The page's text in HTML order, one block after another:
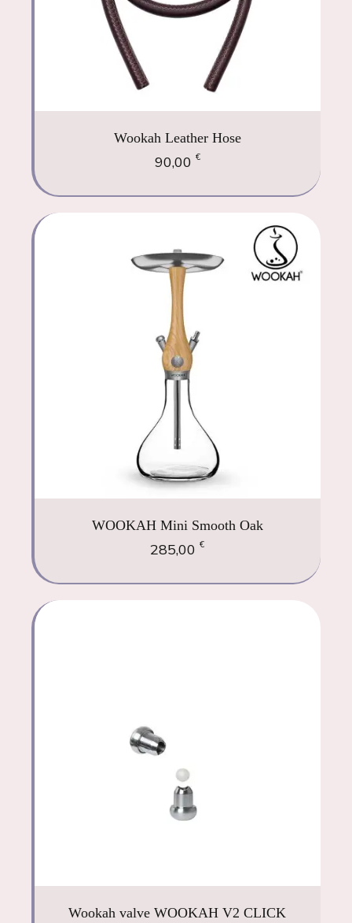
Wookah Leather Hose
90,00 €
WOOKAH Mini Smooth Oak
285,00€
Wookah valve WOOKAH V2 CLICK